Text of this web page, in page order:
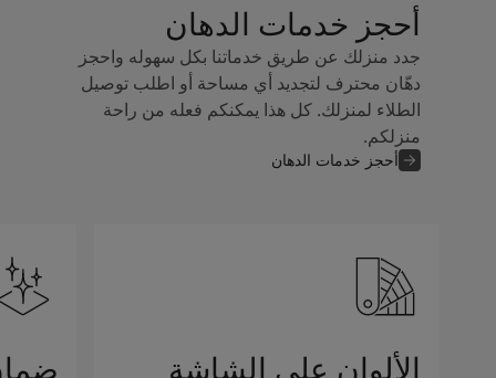
أحجز خدمات الدهان
جدد منزلك عن طريق خدماتنا بكل سهوله واحجز
دهّان محترف لتجديد أي مساحة أو اطلب توصيل
الطلاء لمنزلك. كل هذا يمكنكم فعله من راحة
منزلكم.
أحجز خدمات الدهان
الألوان على الشاشة